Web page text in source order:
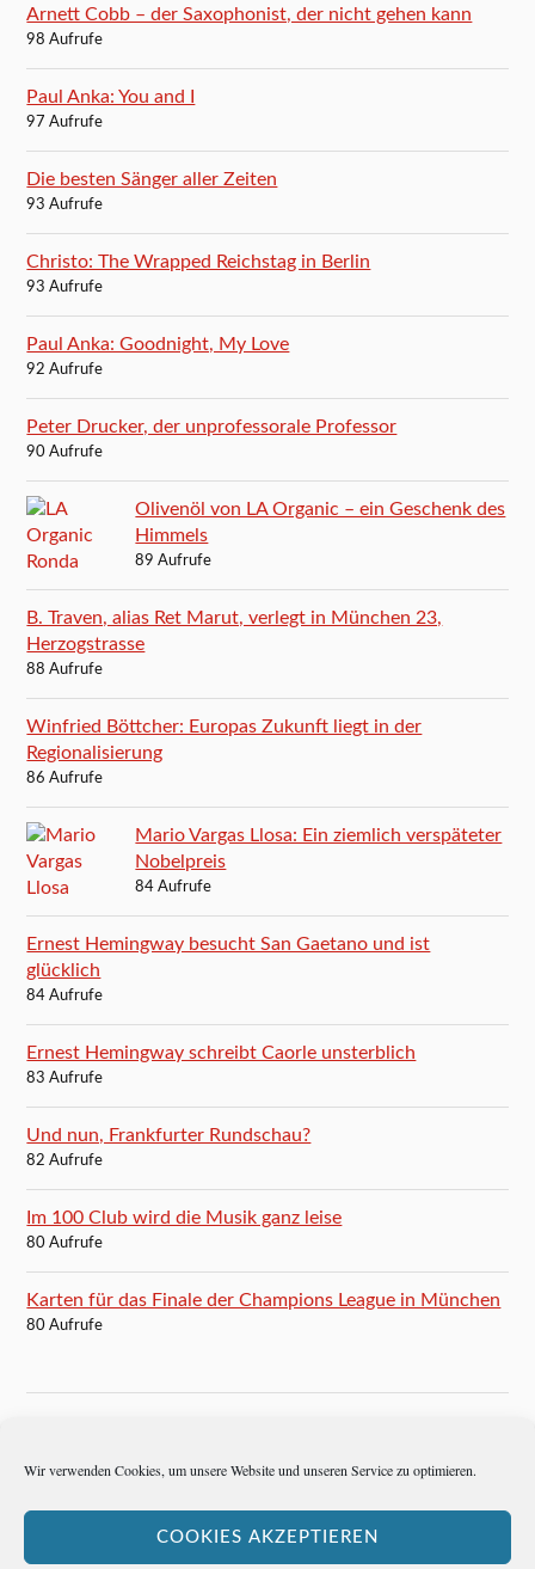
Wir verwenden Cookies, um unsere Website und unseren Service zu optimieren.
COOKIES AKZEPTIEREN
Arnett Cobb – der Saxophonist, der nicht gehen kann
98 Aufrufe
Paul Anka: You and I
97 Aufrufe
Die besten Sänger aller Zeiten
93 Aufrufe
Christo: The Wrapped Reichstag in Berlin
93 Aufrufe
Paul Anka: Goodnight, My Love
92 Aufrufe
Peter Drucker, der unprofessorale Professor
90 Aufrufe
Olivenöl von LA Organic – ein Geschenk des
Himmels
89 Aufrufe
B. Traven, alias Ret Marut, verlegt in München 23,
Herzogstrasse
88 Aufrufe
Winfried Böttcher: Europas Zukunft liegt in der
Regionalisierung
86 Aufrufe
Mario Vargas Llosa: Ein ziemlich verspäteter
Nobelpreis
84 Aufrufe
Ernest Hemingway besucht San Gaetano und ist
glücklich
84 Aufrufe
Ernest Hemingway schreibt Caorle unsterblich
83 Aufrufe
Und nun, Frankfurter Rundschau?
82 Aufrufe
Im 100 Club wird die Musik ganz leise
80 Aufrufe
Karten für das Finale der Champions League in München
80 Aufrufe
Autoren-Brief
Hemingways Welt